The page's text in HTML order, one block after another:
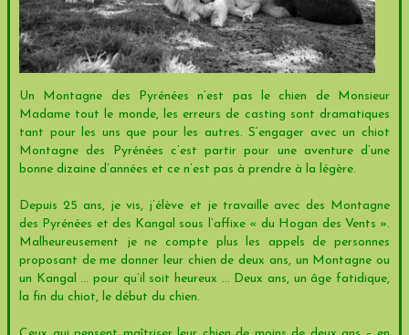
Un Montagne des Pyrénées n’est pas le chien de Monsieur
Madame tout le monde, les erreurs de casting sont dramatiques
tant pour les uns que pour les autres. S’engager avec un chiot
Montagne des Pyrénées c’est partir pour une aventure d’une
bonne dizaine d’années et ce n’est pas à prendre à la légère.
Depuis 25 ans, je vis, j’élève et je travaille avec des Montagne
des Pyrénées et des Kangal sous l’affixe « du Hogan des Vents ».
Malheureusement je ne compte plus les appels de personnes
proposant de me donner leur chien de deux ans, un Montagne ou
un Kangal … pour qu’il soit heureux … Deux ans, un âge fatidique,
la fin du chiot, le début du chien.